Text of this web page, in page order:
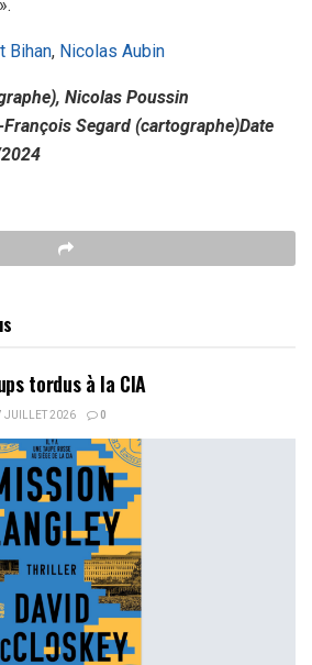
Bihan, Nicolas Aubin
Nicolas Poussin
Segard (cartographe)Date
tordus à la CIA
JUILLET 2026 0